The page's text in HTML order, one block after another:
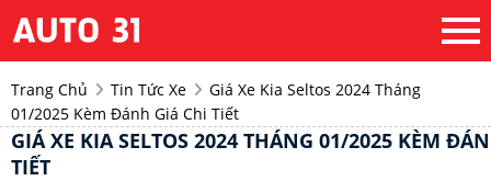
Trang Chủ Tin Tức Xe
Giá Xe Kia Seltos 2024 Tháng
01/2025 Kèm Đánh Giá Chi Tiết
GIÁ XE KIA SELTOS 2024 THÁNG 01/2025 KÈM
TIẾT